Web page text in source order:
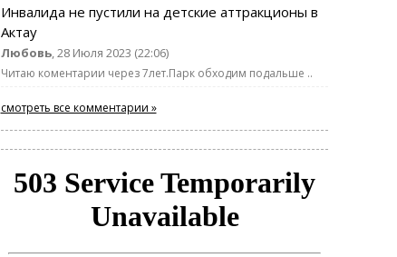
Инвалида не пустили на детские аттракционы в
Актау
Любовь, 28 Июля 2023 (22:06)
Читаю коментарии через 7лет.Парк обходим подальше ..
смотреть все комментарии »